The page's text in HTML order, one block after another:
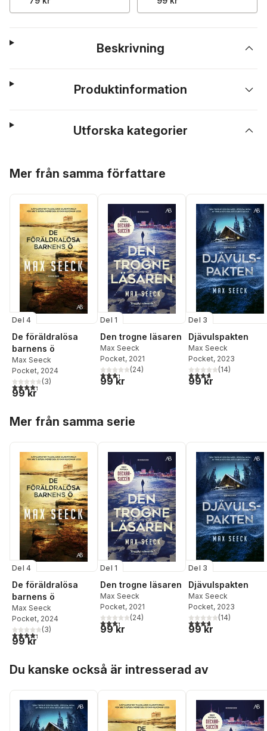
Beskrivning
Produktinformation
Utforska kategorier
Mer från samma författare
Del 4
De föräldralösa
barnens ö
Max Seeck
Pocket, 2024
4,3utav 5 stjärnor. Totalt antal röster:
(3)
99 kr
Del 1
Den trogne läsaren
Max Seeck
Pocket, 2021
3,3utav 5 stjärnor. Totalt antal röster:
(24)
99 kr
Del 3
Djävulspakten
Max Seeck
Pocket, 2023
3,7utav 5 stjärnor.
(14)
99 kr
Mer från samma serie
Del 4
De föräldralösa
barnens ö
Max Seeck
Pocket, 2024
4,3utav 5 stjärnor. Totalt antal röster:
(3)
99 kr
Del 1
Den trogne läsaren
Max Seeck
Pocket, 2021
3,3utav 5 stjärnor. Totalt antal röster:
(24)
99 kr
Del 3
Djävulspakten
Max Seeck
Pocket, 2023
3,7utav 5 stjärnor.
(14)
99 kr
Du kanske också är intresserad av